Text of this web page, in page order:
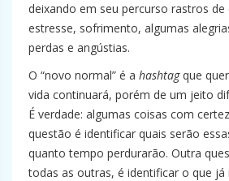
deixando em seu percurso rastros de
estresse, sofrimento, algumas
perdas e angústias.
O “novo normal” é a hashtagque
vida continuará, porém de um jeito
É verdade: algumas coisas com
questão é identificar quais serão
quanto tempo perdurarão. Outra
todas as outras, é identificar o que já